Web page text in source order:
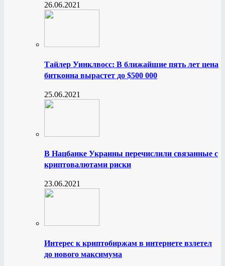
26.06.2021
Тайлер Уинклвосс: В ближайшие пять лет цена
биткоина вырастет до $500 000
25.06.2021
В Нацбанке Украины перечислили связанные с
криптовалютами риски
23.06.2021
Интерес к криптобиржам в интернете взлетел
до нового максимума